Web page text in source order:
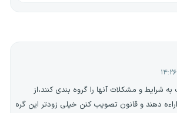
شرایط و مشکلات آنها را گروه بندی کنند،از
دهند و قانون تصویب کنن خیلی زودتر این گره